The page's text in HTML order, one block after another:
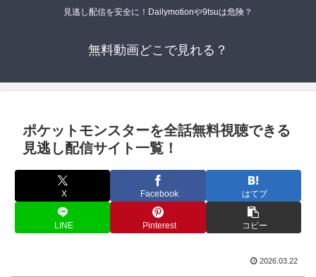
見逃し配信を安全に！Dailymotionや9tsuは危険？
無料動画どこで見れる？
ポケットモンスターを全話無料視聴できる
見逃し配信サイト一覧！
X Facebook はてブ
LINE Pinterest コピー
2026.03.22